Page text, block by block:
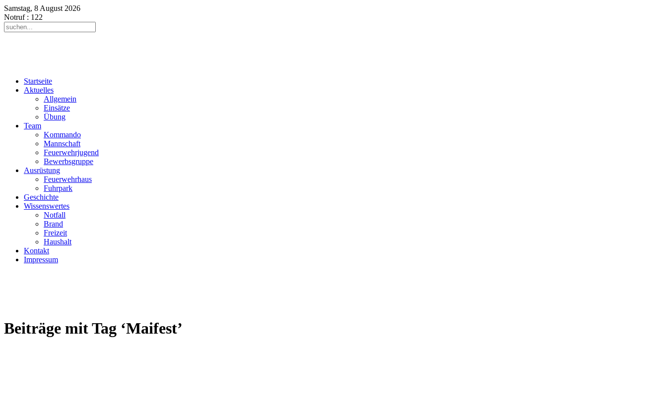
Samstag, 8 August 2026
Notruf: 122
Startseite
Aktuelles
Allgemein
Einsätze
Übung
Team
Kommando
Mannschaft
Feuerwehrjugend
Bewerbsgruppe
Ausrüstung
Feuerwehrhaus
Fuhrpark
Geschichte
Wissenswertes
Notfall
Brand
Freizeit
Haushalt
Kontakt
Impressum
Beiträge mit Tag ‘Maifest’